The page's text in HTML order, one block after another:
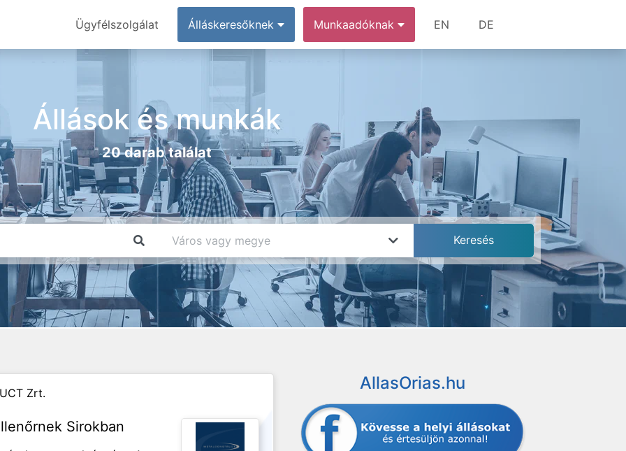
Ügyfélszolgálat Álláskeresőknek Munkaadóknak EN DE
Állások és munkák
20 darab találat
Zrt.
Sirokban
AllasOrias.hu